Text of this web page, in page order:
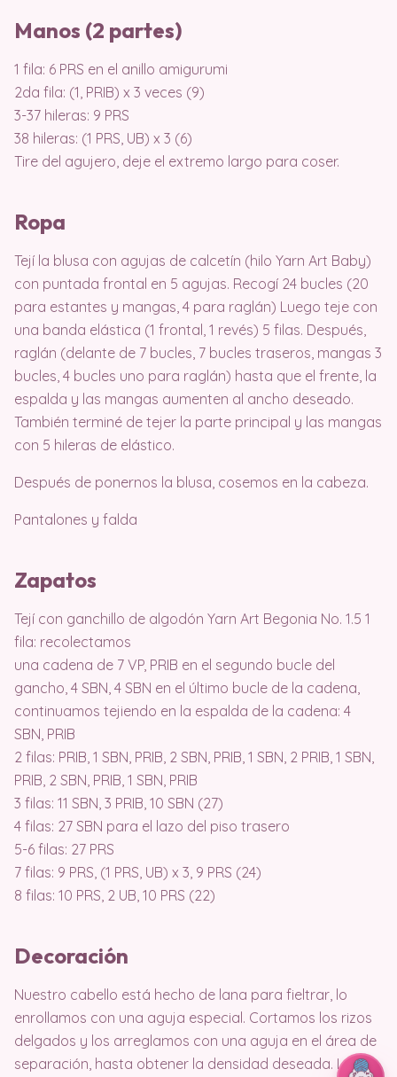
Manos (2 partes)
1 fila: 6 PRS en el anillo amigurumi
2da fila: (1, PRIB) x 3 veces (9)
3-37 hileras: 9 PRS
38 hileras: (1 PRS, UB) x 3 (6)
Tire del agujero, deje el extremo largo para coser.
Ropa
Tejí la blusa con agujas de calcetín (hilo Yarn Art Baby)
con puntada frontal en 5 agujas. Recogí 24 bucles (20
para estantes y mangas, 4 para raglán) Luego teje con
una banda elástica (1 frontal, 1 revés) 5 filas. Después,
raglán (delante de 7 bucles, 7 bucles traseros, mangas 3
bucles, 4 bucles uno para raglán) hasta que el frente, la
espalda y las mangas aumenten al ancho deseado.
También terminé de tejer la parte principal y las mangas
con 5 hileras de elástico.
Después de ponernos la blusa, cosemos en la cabeza.
Pantalones y falda
Zapatos
Tejí con ganchillo de algodón Yarn Art Begonia No. 1.5 1
fila: recolectamos
una cadena de 7 VP, PRIB en el segundo bucle del
gancho, 4 SBN, 4 SBN en el último bucle de la cadena,
continuamos tejiendo en la espalda de la cadena: 4
SBN, PRIB
2 filas: PRIB, 1 SBN, PRIB, 2 SBN, PRIB, 1 SBN, 2 PRIB, 1 SBN,
PRIB, 2 SBN, PRIB, 1 SBN, PRIB
3 filas: 11 SBN, 3 PRIB, 10 SBN (27)
4 filas: 27 SBN para el lazo del piso trasero
5-6 filas: 27 PRS
7 filas: 9 PRS, (1 PRS, UB) x 3, 9 PRS (24)
8 filas: 10 PRS, 2 UB, 10 PRS (22)
Decoración
Nuestro cabello está hecho de lana para fieltrar, lo
enrollamos con una aguja especial. Cortamos los rizos
delgados y los arreglamos con una aguja en el área de
separación, hasta obtener la densidad deseada. Luego